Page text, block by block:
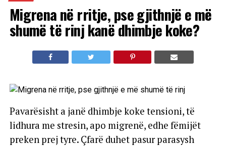
Migrena në rritje, pse gjithnjë e më
shumë të rinj kanë dhimbje koke?
Pavarësisht a janë dhimbje koke tensioni, të
lidhura me stresin, apo migrenë, edhe fëmijët
preken prej tyre. Çfarë duhet pasur parasysh